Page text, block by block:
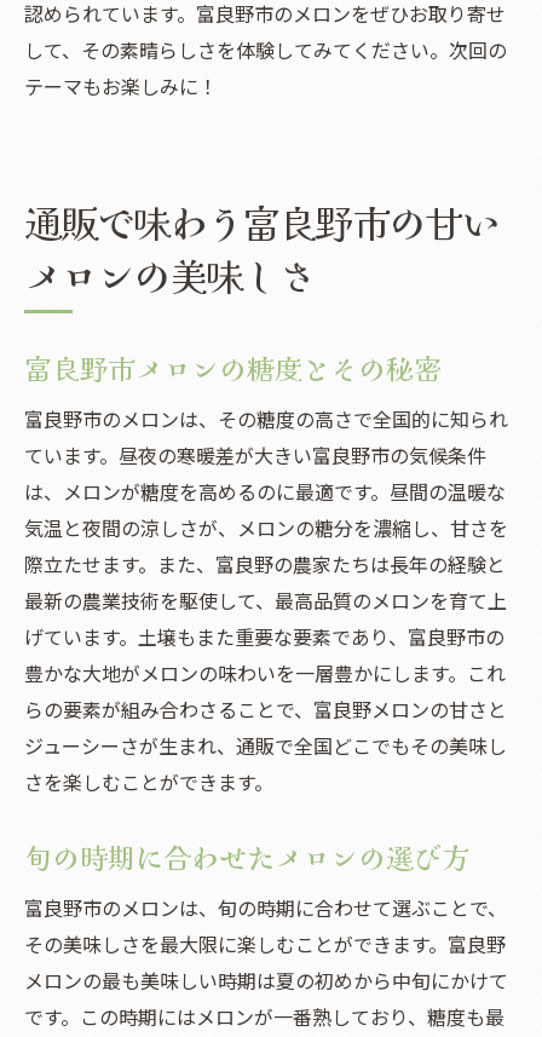
認められています。富良野市のメロンをぜひお取り寄せ
して、その素晴らしさを体験してみてください。次回の
テーマもお楽しみに！
通販で味わう富良野市の甘い
メロンの美味しさ
富良野市メロンの糖度とその秘密
富良野市のメロンは、その糖度の高さで全国的に知られ
ています。昼夜の寒暖差が大きい富良野市の気候条件
は、メロンが糖度を高めるのに最適です。昼間の温暖な
気温と夜間の涼しさが、メロンの糖分を濃縮し、甘さを
際立たせます。また、富良野の農家たちは長年の経験と
最新の農業技術を駆使して、最高品質のメロンを育て上
げています。土壌もまた重要な要素であり、富良野市の
豊かな大地がメロンの味わいを一層豊かにします。これ
らの要素が組み合わさることで、富良野メロンの甘さと
ジューシーさが生まれ、通販で全国どこでもその美味し
さを楽しむことができます。
旬の時期に合わせたメロンの選び方
富良野市のメロンは、旬の時期に合わせて選ぶことで、
その美味しさを最大限に楽しむことができます。富良野
メロンの最も美味しい時期は夏の初めから中旬にかけて
です。この時期にはメロンが一番熟しており、糖度も最